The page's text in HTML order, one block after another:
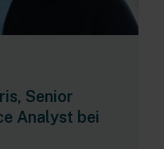
Senior
Analyst bei